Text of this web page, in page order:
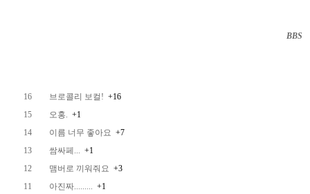
BBS
16 브로콜리 보컬! +16
15
오홍. +1
14
이름 너무 좋아요 +7
13
쌈싸페... +1
12
맴버로 끼워줘요 +3
11
아진짜......... +1